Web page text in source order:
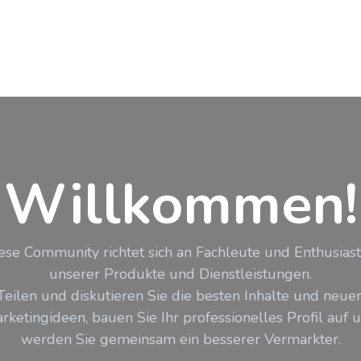
Willkommen!
Community richtet sich an Fachleute und
unserer Produkte und Dienstleistungen.
und diskutieren Sie die besten Inhalte und
bauen Sie Ihr professionelles Profil auf
werden Sie gemeinsam ein besserer Vermarkter.